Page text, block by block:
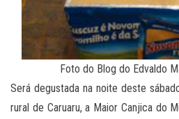
Foto do Blog do Edvaldo
Será degustada na noite deste
rural de Caruaru, a Maior Canjica do